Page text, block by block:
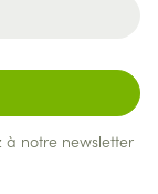
à notre newsletter